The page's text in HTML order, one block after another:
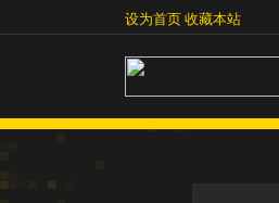
收藏本站设为首页收藏本站